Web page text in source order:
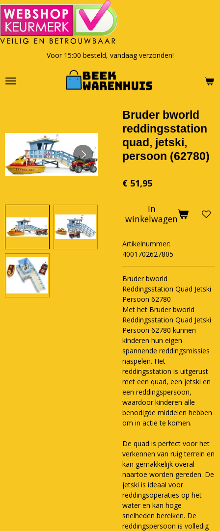
Ga
direct
naar
de
Voor 15:00 besteld, vandaag verzonden!
Bruder bworld
reddingsstation
quad, jetski,
persoon (62780)
€ 51,95
In
winkelwagen
Artikelnummer:
4001702627805
Bruder bworld
Reddingsstation Quad Jetski
Persoon 62780
Met het Bruder bworld
Reddingsstation Quad Jetski
Persoon 62780 kunnen
kinderen hun eigen
spannende reddingsmissies
naspelen. Het
reddingsstation is uitgerust
met een quad, een jetski en
een reddingspersoon,
waardoor kinderen alle
benodigde middelen hebben
om in actie te komen.
De quad is perfect voor het
verkennen van ruig terrein en
kan gemakkelijk overal
naartoe worden gereden. De
jetski is ideaal voor
reddingsoperaties op het
water en kan hoge
snelheden bereiken. De
reddingspersoon is volledig